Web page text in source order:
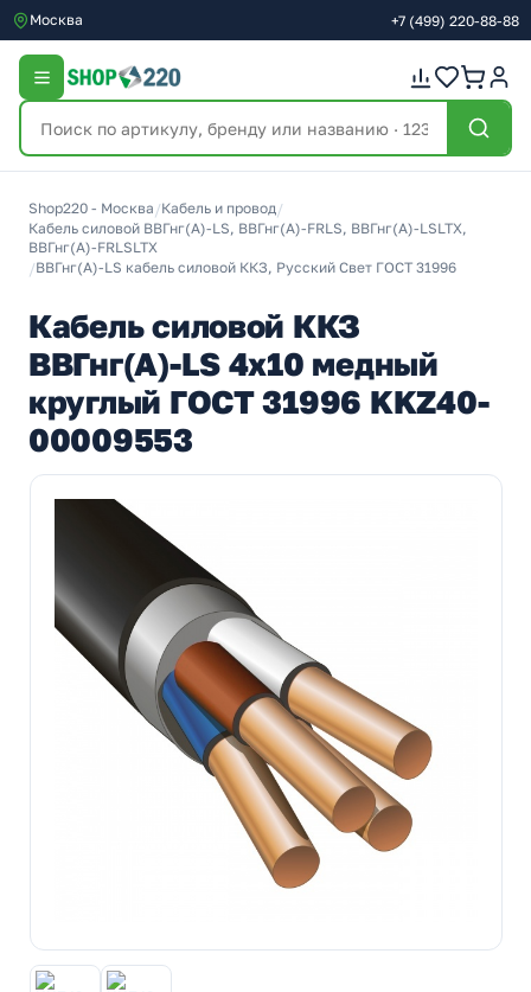
Москва +7 (499) 220-88-88
Shop220 - Москва /Кабель и провод/
Кабель силовой ВВГнг(А)-LS, ВВГнг(А)-FRLS, ВВГнг(А)-LSLTX,
ВВГнг(А)-FRLSLTX
/ВВГнг(А)-LS кабель силовой ККЗ, Русский Свет ГОСТ 31996
Кабель силовой ККЗ
ВВГнг(А)-LS 4х10 медный
круглый ГОСТ 31996 KKZ40-
00009553